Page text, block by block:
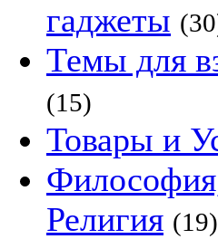
гаджеты
Темы для
(15)
Товары и
Религия (19)